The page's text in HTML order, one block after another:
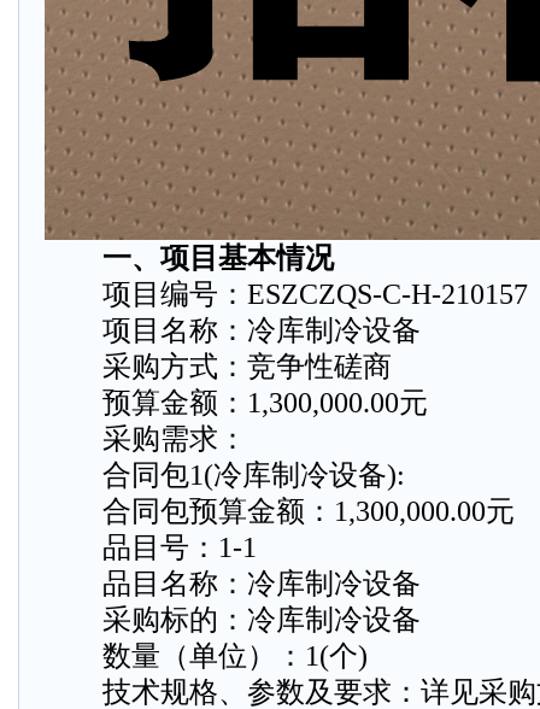
一、项目基本情况
项目编号：ESZCZQS-C-H-210157
项目名称：冷库制冷设备
采购方式：竞争性磋商
预算金额：1,300,000.00元
采购需求：
合同包1(冷库制冷设备):
合同包预算金额：1,300,000.00元
品目号：1-1
品目名称：冷库制冷设备
采购标的：冷库制冷设备
数量（单位）：1(个)
技术规格、参数及要求：详见采购